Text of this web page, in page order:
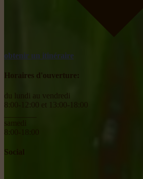
obtenir un itinéraire
Horaires d'ouverture:
du lundi au vendredi
8:00-12:00 et 13:00-18:00
samedi
8:00-18:00
Social